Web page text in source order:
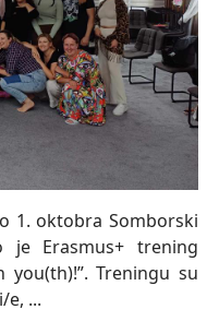
1. oktobra Somborski
je Erasmus+ trening
Treningu su
...